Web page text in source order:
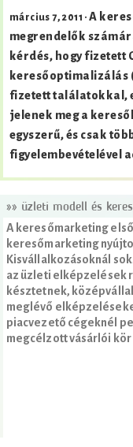
március 7, 2011 ·A
megrendelők
kérdés, hogy fizetett
keresőoptimalizálás
fizetett találatokkal,
jelenek meg a
egyszerű, és csak
figyelembevételével
»» üzleti modell és
A keresőmarketing
keresőmarketing
Kisvállalkozásoknál
az üzleti elképzelések
késztetnek,
meglévő
piacvezető cégeknél
megcélzott vásárlói